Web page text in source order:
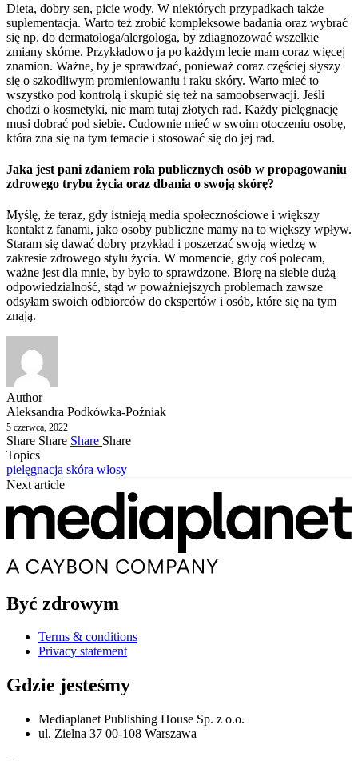
Dieta, dobry sen, picie wody. W niektórych przypadkach także
suplementacja. Warto też zrobić kompleksowe badania oraz wybrać
się np. do dermatologa/alergologa, by zdiagnozować wszelkie
zmiany skórne. Przykładowo ja po każdym lecie mam coraz więcej
znamion. Ważne, by je sprawdzać, ponieważ coraz częściej słyszy
się o szkodliwym promieniowaniu i raku skóry. Warto mieć to
wszystko pod kontrolą i skupić się też na samoobserwacji. Jeśli
chodzi o kosmetyki, nie mam tutaj złotych rad. Każdy pielęgnację
musi dobrać pod siebie. Cudownie mieć w swoim otoczeniu osobę,
która zna się na tym temacie i stosować się do jej rad.
Jaka jest pani zdaniem rola publicznych osób w propagowaniu
zdrowego trybu życia oraz dbania o swoją skórę?
Myślę, że teraz, gdy istnieją media społecznościowe i większy
kontakt z fanami, jako osoby publiczne mamy na to większy wpływ.
Staram się dawać dobry przykład i poszerzać swoją wiedzę w
zakresie zdrowego stylu życia. W momencie, gdy coś polecam,
ważne jest dla mnie, by było to sprawdzone. Biorę na siebie dużą
odpowiedzialność, stąd w poważniejszych problemach zawsze
odsyłam swoich odbiorców do ekspertów i osób, które się na tym
znają.
Author
Aleksandra Podkówka-Poźniak
5 czerwca, 2022
Share Share Share Share
Topics
pielęgnacja skóra włosy
Next article
Być zdrowym
Terms & conditions
Privacy statement
Gdzie jesteśmy
Mediaplanet Publishing House Sp. z o.o.
ul. Zielna 37 00-108 Warszawa